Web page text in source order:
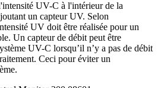
UV-C à l'intérieur de la
un capteur UV. Selon
UV doit être réalisée pour un
Un capteur de débit peut être
UV-C lorsqu’il n’y a pas de débit
Ceci pour éviter un